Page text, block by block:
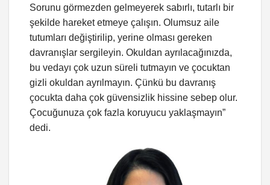
Sorunu görmezden gelmeyerek sabırlı, tutarlı bir
şekilde hareket etmeye çalışın. Olumsuz aile
tutumları değiştirilip, yerine olması gereken
davranışlar sergileyin. Okuldan ayrılacağınızda,
bu vedayı çok uzun süreli tutmayın ve çocuktan
gizli okuldan ayrılmayın. Çünkü bu davranış
çocukta daha çok güvensizlik hissine sebep olur.
Çocuğunuza çok fazla koruyucu yaklaşmayın”
dedi.